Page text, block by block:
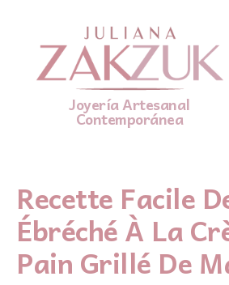
Joyería Artesanal
Contemporánea
Recette Facile
Ébréché À La
Pain Grillé De